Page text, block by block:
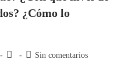
¿Cómo lo
Sin comentarios